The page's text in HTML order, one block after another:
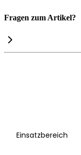
Fragen zum Artikel?
Einsatzbereich